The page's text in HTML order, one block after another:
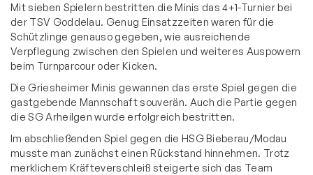
Mit sieben Spielern bestritten die Minis das 4+1-Turnier bei
der TSV Goddelau. Genug Einsatzzeiten waren für die
Schützlinge genauso gegeben, wie ausreichende
Verpflegung zwischen den Spielen und weiteres Auspowern
beim Turnparcour oder Kicken.
Die Griesheimer Minis gewannen das erste Spiel gegen die
gastgebende Mannschaft souverän. Auch die Partie gegen
die SG Arheilgen wurde erfolgreich bestritten.
Im abschließenden Spiel gegen die HSG Bieberau/Modau
musste man zunächst einen Rückstand hinnehmen. Trotz
merklichem Kräfteverschleiß steigerte sich das Team